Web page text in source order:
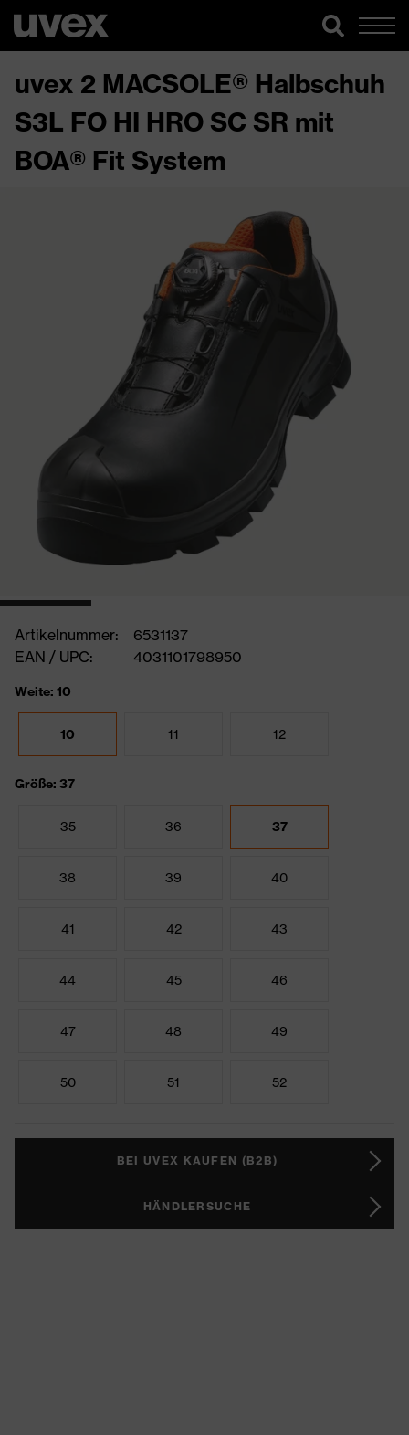
uvex 2 MACSOLE® Halbschuh
S3L FO HI HRO SC SR mit
BOA® Fit System
Artikelnummer:
6531137
EAN / UPC:
4031101798950
Weite: 10
10 11 12
Größe: 37
35 36 37
38 39 40
41 42 43
44 45 46
47 48 49
50 51 52
BEI UVEX KAUFEN (B2B)
HÄNDLERSUCHE